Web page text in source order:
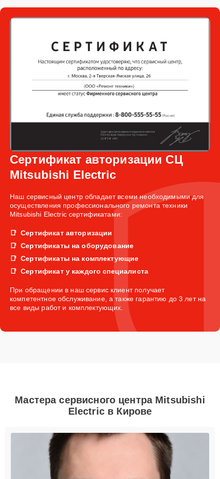
Сертификат авторизации СЦ
Mitsubishi Electric
Наш сервисный центр обладает всеми необходимыми для
осуществления профессионального ремонта техники
Mitsubishi Electric сертификатами:
Сертификат авторизации
Сертификаты на оборудование
Сертификаты на комплектующие
Сертификат у каждого специалиста
При обращении в наш сервис клиент получает
компетентное обслуживание, а также гарантию до 3 лет на
все виды работ и комплектующих.
Мастера сервисного центра Mitsubishi
Electric в Кирове